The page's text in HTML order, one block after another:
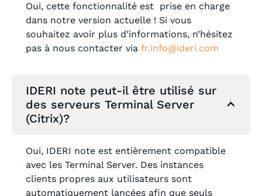
Oui, cette fonctionnalité est prise en charge
dans notre version actuelle ! Si vous
souhaitez avoir plus d’informations, n’hésitez
pas à nous contacter via fr.info@ideri.com
IDERI note peut-il être utilisé sur
des serveurs Terminal Server
(Citrix)?
Oui, IDERI note est entièrement compatible
avec les Terminal Server. Des instances
clients propres aux utilisateurs sont
automatiquement lancées afin que seuls